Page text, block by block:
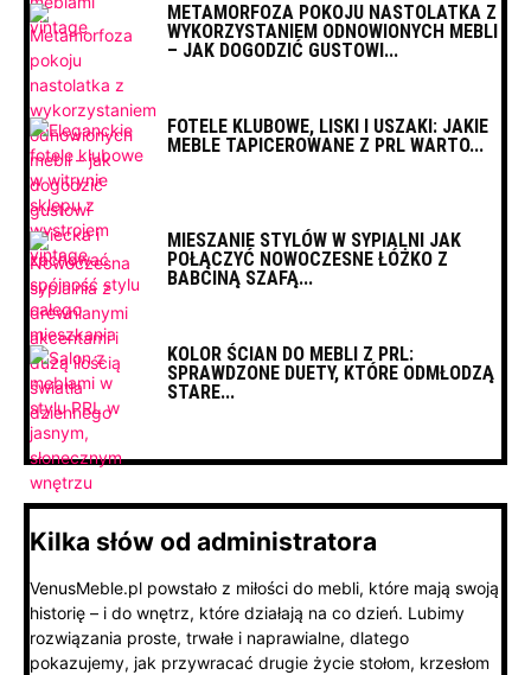
METAMORFOZA POKOJU NASTOLATKA Z
WYKORZYSTANIEM ODNOWIONYCH MEBLI
– JAK DOGODZIĆ GUSTOWI...
FOTELE KLUBOWE, LISKI I USZAKI: JAKIE
MEBLE TAPICEROWANE Z PRL WARTO...
MIESZANIE STYLÓW W SYPIALNI JAK
POŁĄCZYĆ NOWOCZESNE ŁÓŻKO Z
BABCINĄ SZAFĄ...
KOLOR ŚCIAN DO MEBLI Z PRL:
SPRAWDZONE DUETY, KTÓRE ODMŁODZĄ
STARE...
Kilka słów od administratora
VenusMeble.pl powstało z miłości do mebli, które mają swoją
historię – i do wnętrz, które działają na co dzień. Lubimy
rozwiązania proste, trwałe i naprawialne, dlatego
pokazujemy, jak przywracać drugie życie stołom, krzesłom